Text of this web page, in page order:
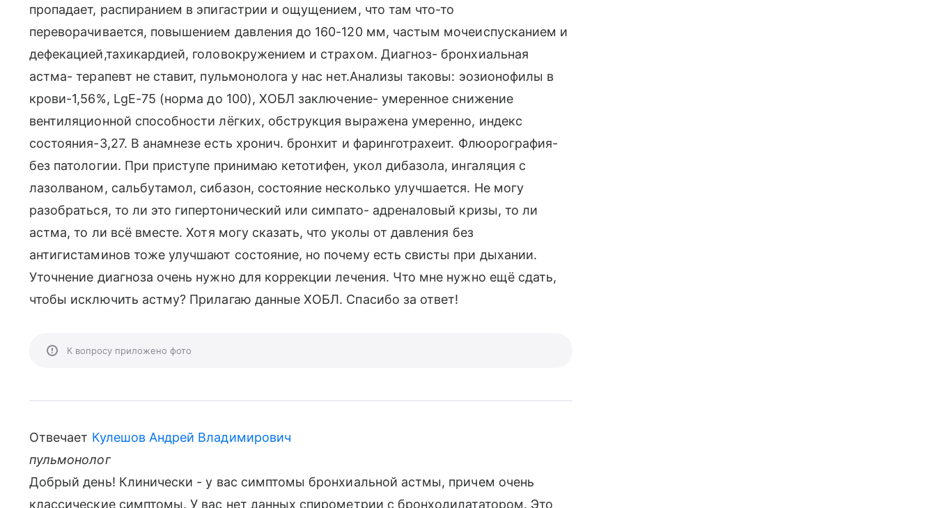
пропадает, распиранием в эпигастрии и ощущением, что там что-то
переворачивается, повышением давления до 160-120 мм, частым мочеиспусканием и
дефекацией,тахикардией, головокружением и страхом. Диагноз- бронхиальная
астма- терапевт не ставит, пульмонолога у нас нет.Анализы таковы: эозионофилы в
крови-1,56%, LgE-75 (норма до 100), ХОБЛ заключение- умеренное снижение
вентиляционной способности лёгких, обструкция выражена умеренно, индекс
состояния-3,27. В анамнезе есть хронич. бронхит и фаринготрахеит. Флюорография-
без патологии. При приступе принимаю кетотифен, укол дибазола, ингаляция с
лазолваном, сальбутамол, сибазон, состояние несколько улучшается. Не могу
разобраться, то ли это гипертонический или симпато- адреналовый кризы, то ли
астма, то ли всё вместе. Хотя могу сказать, что уколы от давления без
антигистаминов тоже улучшают состояние, но почему есть свисты при дыхании.
Уточнение диагноза очень нужно для коррекции лечения. Что мне нужно ещё сдать,
чтобы исключить астму? Прилагаю данные ХОБЛ. Спасибо за ответ!
К вопросу приложено фото
Отвечает Кулешов Андрей Владимирович
пульмонолог
Добрый день! Клинически - у вас симптомы бронхиальной астмы, причем очень
классические симптомы. У вас нет данных спирометрии с бронходилататором. Это